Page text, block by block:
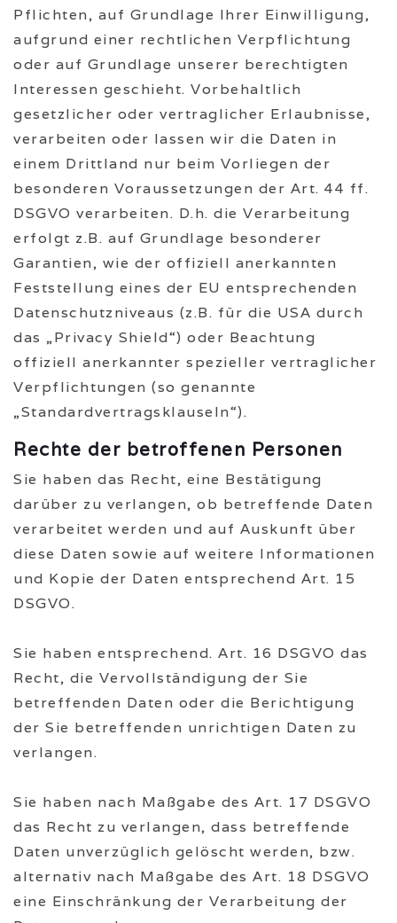
Pflichten, auf Grundlage Ihrer Einwilligung,
aufgrund einer rechtlichen Verpflichtung
oder auf Grundlage unserer berechtigten
Interessen geschieht. Vorbehaltlich
gesetzlicher oder vertraglicher Erlaubnisse,
verarbeiten oder lassen wir die Daten in
einem Drittland nur beim Vorliegen der
besonderen Voraussetzungen der Art. 44 ff.
DSGVO verarbeiten. D.h. die Verarbeitung
erfolgt z.B. auf Grundlage besonderer
Garantien, wie der offiziell anerkannten
Feststellung eines der EU entsprechenden
Datenschutzniveaus (z.B. für die USA durch
das „Privacy Shield“) oder Beachtung
offiziell anerkannter spezieller vertraglicher
Verpflichtungen (so genannte
„Standardvertragsklauseln“).
Rechte der betroffenen Personen
Sie haben das Recht, eine Bestätigung
darüber zu verlangen, ob betreffende Daten
verarbeitet werden und auf Auskunft über
diese Daten sowie auf weitere Informationen
und Kopie der Daten entsprechend Art. 15
DSGVO.
Sie haben entsprechend. Art. 16 DSGVO das
Recht, die Vervollständigung der Sie
betreffenden Daten oder die Berichtigung
der Sie betreffenden unrichtigen Daten zu
verlangen.
Sie haben nach Maßgabe des Art. 17 DSGVO
das Recht zu verlangen, dass betreffende
Daten unverzüglich gelöscht werden, bzw.
alternativ nach Maßgabe des Art. 18 DSGVO
eine Einschränkung der Verarbeitung der